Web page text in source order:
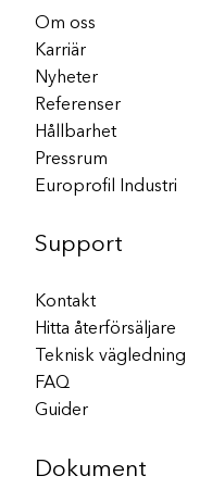
Om oss
Karriär
Nyheter
Referenser
Hållbarhet
Pressrum
Europrofil Industri
Support
Kontakt
Hitta återförsäljare
Teknisk vägledning
FAQ
Guider
Dokument